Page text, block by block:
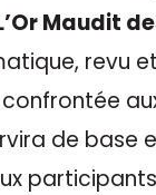
Maudit
revu
de base